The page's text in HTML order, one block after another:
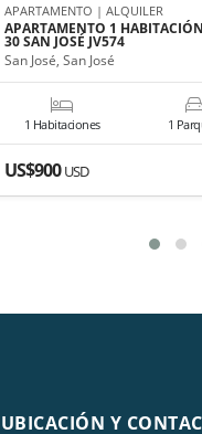
APARTAMENTO | ALQUILER
APARTAMENTO 1
30 SAN JOSÉ JV574
San José, San José
1 Habitaciones 1
US$900USD
UBICACIÓN Y